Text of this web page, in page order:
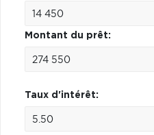
Montant du prêt:
Taux d'intérêt: